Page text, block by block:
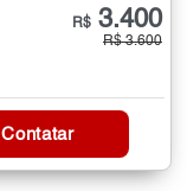
R$ 3.400
R$ 3.600
Contatar